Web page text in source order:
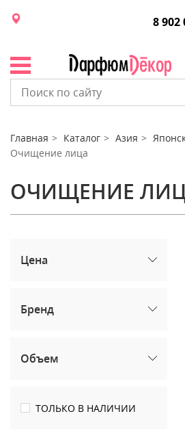
8 902
Главная Каталог Азия
Очищение лица
ОЧИЩЕНИЕ
Цена
Бренд
Объем
ТОЛЬКО В НАЛИЧИИ